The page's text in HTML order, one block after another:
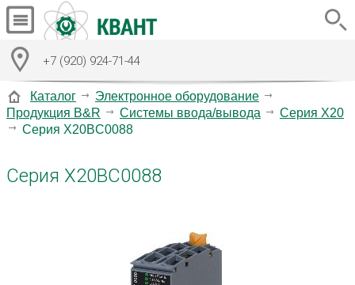
+7 (920) 924-71-44
Каталог
Электронное оборудование
Продукция B&R
Системы ввода/вывода
Серия X20
Серия X20BC0088
Серия X20BC0088